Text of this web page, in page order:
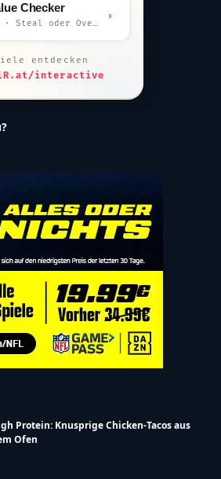
Checker
JJ-Chart · Steal oder Overpay?
›
entdecken
interactive
Protein: Knusprige Chicken-Tacos aus
Ofen